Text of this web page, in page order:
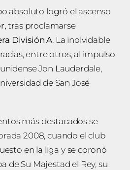
absoluto logró el ascenso
tras proclamarse
División A. La inolvidable
entre otros, al impulso
Jon Lauderdale,
de San José
más destacados se
2008, cuando el club
en la liga y se coronó
de Su Majestad el Rey, su